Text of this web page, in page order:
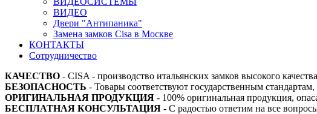
ВИДЕО
Двери "Антипаника"
Замена замков Cisa в Москве
КОНТАКТЫ
Сотрудничество
КАЧЕСТВО - CISA - производство итальянских замков высокого качества
БЕЗОПАСНОСТЬ - Товары соответствуют государственным
ОРИГИНАЛЬНАЯ ПРОДУКЦИЯ - 100% оригинальная продукция,
БЕСПЛАТНАЯ КОНСУЛЬТАЦИЯ - С радостью ответим на все